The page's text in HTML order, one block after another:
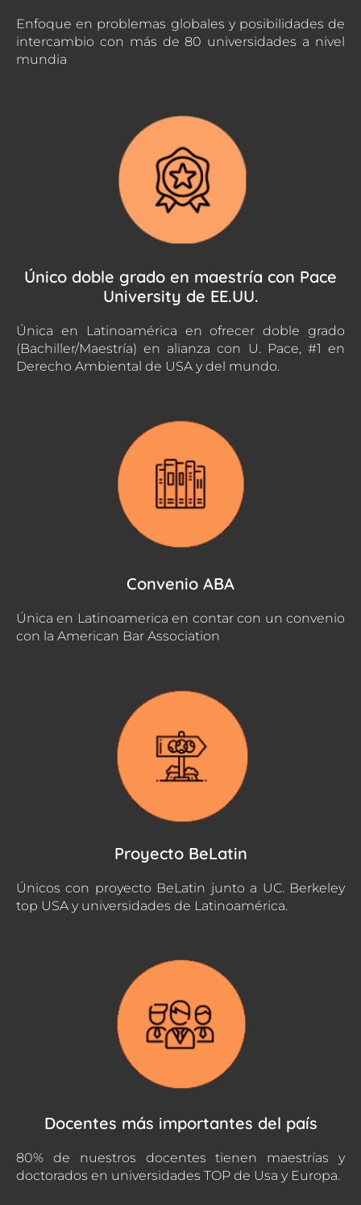
Enfoque en problemas globales y posibilidades de
intercambio con más de 80 universidades a nivel
mundia
Único doble grado en maestría con Pace
University de EE.UU.
Única en Latinoamérica en ofrecer doble grado
(Bachiller/Maestría) en alianza con U. Pace, #1 en
Derecho Ambiental de USA y del mundo.
Convenio ABA
Única en Latinoamerica en contar con un convenio
con la American Bar Association
Proyecto BeLatin
Únicos con proyecto BeLatin junto a UC. Berkeley
top USA y universidades de Latinoamérica.
Docentes más importantes del país
80% de nuestros docentes tienen maestrías y
doctorados en universidades TOP de Usa y Europa.